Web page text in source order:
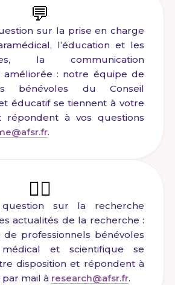
💬
sur la prise en charge
l’éducation et les
la communication
améliorée : notre équipe de
bénévoles du Conseil
éducatif se tiennent à votre
répondent à vos questions
.
🧑‍⚕️
sur la recherche
actualités de la recherche :
professionnels bénévoles
et scientifique se
disposition et répondent à
mail à research@afsr.fr.